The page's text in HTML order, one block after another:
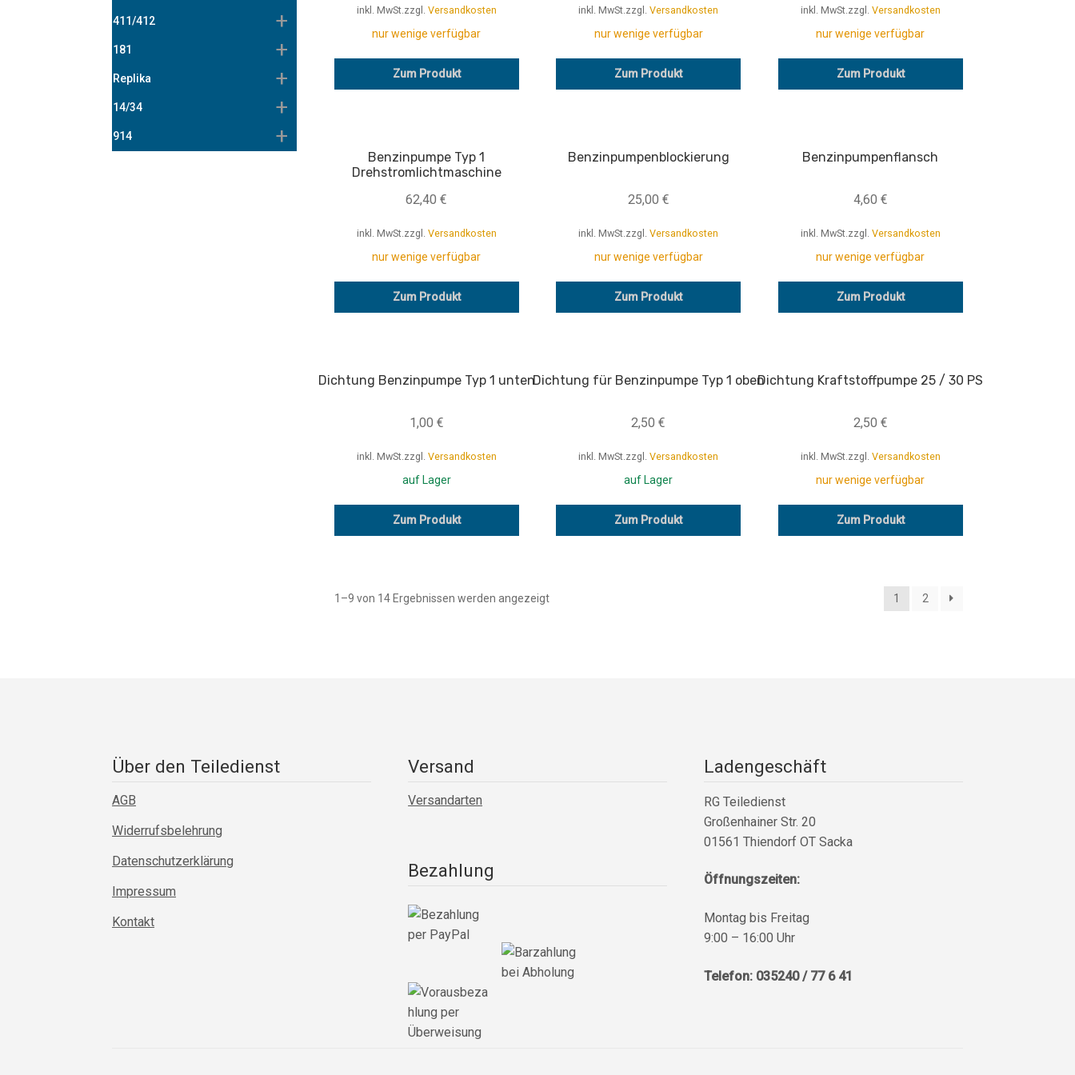
inkl. MwSt. zzgl. Versandkosten
nur wenige verfügbar
Zum Produkt
inkl. MwSt. zzgl.Versandkosten
nur wenige verfügbar
Zum Produkt
inkl. MwSt. zzgl. Versandkosten
nur wenige verfügbar
Zum Produkt
Benzinpumpe Typ 1
Drehstromlichtmaschine
62,40€
inkl. MwSt. zzgl. Versandkosten
nur wenige verfügbar
Zum Produkt
Benzinpumpenblockierung
25,00 €
inkl. MwSt. zzgl.Versandkosten
nur wenige verfügbar
Zum Produkt
Benzinpumpenflansch
4,60 €
inkl. MwSt. zzgl. Versandkosten
nur wenige verfügbar
Zum Produkt
Dichtung Benzinpumpe Typ 1 unten
1,00 €
inkl. MwSt. zzgl. Versandkosten
auf Lager
Zum Produkt
Dichtung für Benzinpumpe Typ 1 oben
2,50€
inkl. MwSt. zzgl.Versandkosten
auf Lager
Zum Produkt
Dichtung Kraftstoffpumpe 25 / 30 PS
2,50 €
inkl. MwSt. zzgl. Versandkosten
nur wenige verfügbar
Zum Produkt
1–9 von 14 Ergebnissen werden angezeigt 1 2
411/412
181
Replika
14/34
914
Über den Teiledienst
AGB
Widerrufsbelehrung
Datenschutzerklärung
Impressum
Kontakt
Versand
Versandarten
Bezahlung
Ladengeschäft
RG Teiledienst
Großenhainer Str. 20
01561 Thiendorf OT Sacka
Öffnungszeiten:
Montag bis Freitag
9:00 – 16:00 Uhr
Telefon: 035240 / 77 6 41